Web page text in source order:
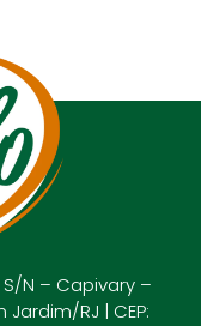
N – Capivary –
RJ | CEP: